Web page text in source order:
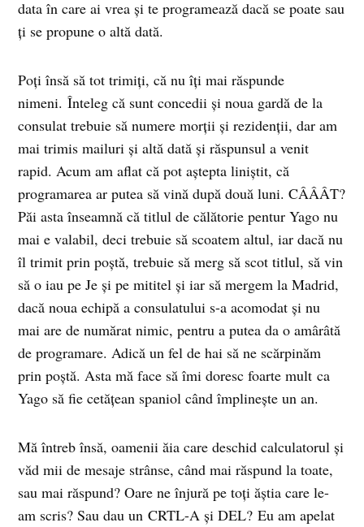
data în care ai vrea și te programează dacă se poate sau
ți se propune o altă dată.
Poți însă să tot trimiți, că nu îți mai răspunde
nimeni. Înteleg că sunt concedii și noua gardă de la
consulat trebuie să numere morții și rezidenții, dar am
mai trimis mailuri și altă dată și răspunsul a venit
rapid. Acum am aflat că pot aștepta liniștit, că
programarea ar putea să vină după două luni. CÂÂÂT?
Păi asta înseamnă că titlul de călătorie pentur Yago nu
mai e valabil, deci trebuie să scoatem altul, iar dacă nu
îl trimit prin poștă, trebuie să merg să scot titlul, să vin
să o iau pe Je și pe mititel și iar să mergem la Madrid,
dacă noua echipă a consulatului s-a acomodat și nu
mai are de numărat nimic, pentru a putea da o amârâtă
de programare. Adică un fel de hai să ne scărpinăm
prin poștă. Asta mă face să îmi doresc foarte mult ca
Yago să fie cetățean spaniol când împlinește un an.
Mă întreb însă, oamenii ăia care deschid calculatorul și
văd mii de mesaje strânse, când mai răspund la toate,
sau mai răspund? Oare ne înjură pe toți ăștia care le-
am scris? Sau dau un CRTL-A și DEL? Eu am apelat